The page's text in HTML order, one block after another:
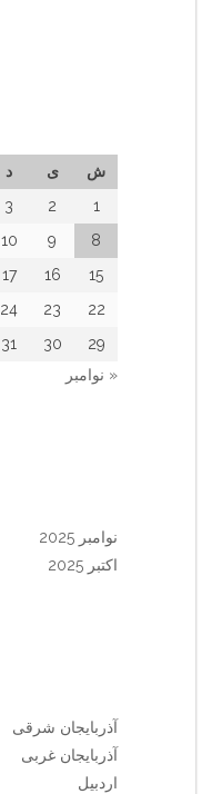
ش ی د
1
2
3
8
9
10
15
16
17
22
23
24
29
30
31
« نوامبر
نوامبر 2025
اکتبر 2025
آذربایجان شرقی
آذربایجان غربی
اردبیل